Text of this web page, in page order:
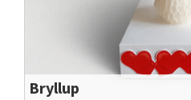
Bryllup